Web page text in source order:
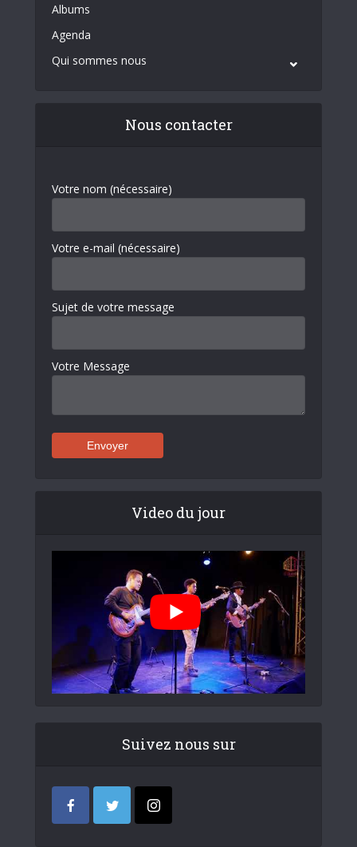
Albums
Agenda
Qui sommes nous
Nous contacter
Votre nom (nécessaire)
Votre e-mail (nécessaire)
Sujet de votre message
Votre Message
Video du jour
Suivez nous sur